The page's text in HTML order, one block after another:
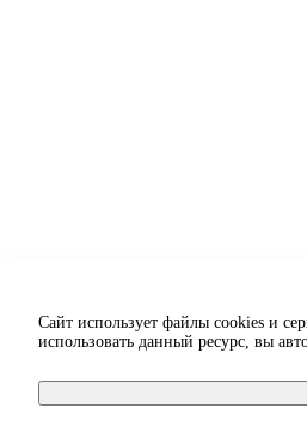
Сайт использует файлы cookies и
использовать данный ресурс, вы